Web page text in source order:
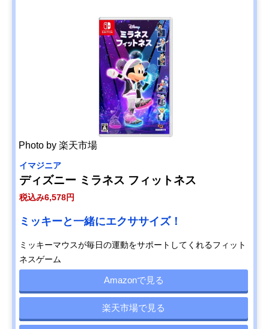
Photo by 楽天市場
イマジニア
ディズニー ミラネス フィットネス
税込み6,578円
ミッキーと一緒にエクササイズ！
ミッキーマウスが毎日の運動をサポートしてくれるフィット
ネスゲーム
Amazonで見る
楽天市場で見る